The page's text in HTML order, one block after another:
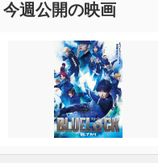
今週公開の映画